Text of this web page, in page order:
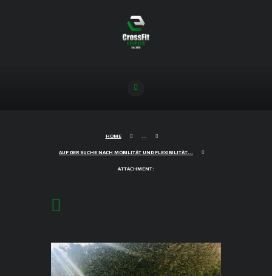
HOME ...
AUF DER SUCHE NACH MOBILITÄT UND FLEXIBILITÄT...
ATTACHMENT: